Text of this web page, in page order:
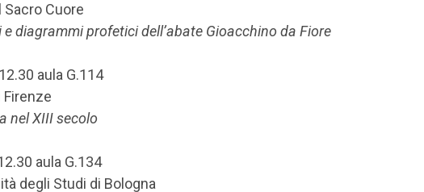
Sacro Cuore
diagrammi profetici dell’abate Gioacchino da Fiore
aula G.114
Firenze
nel XIII secolo
aula G.134
degli Studi di Bologna